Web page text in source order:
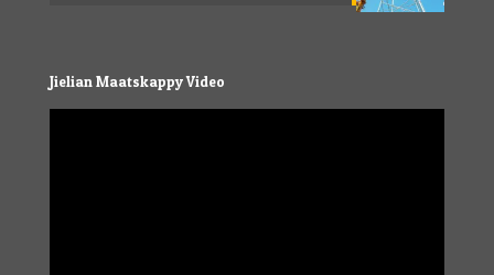
Jielian Maatskappy Video